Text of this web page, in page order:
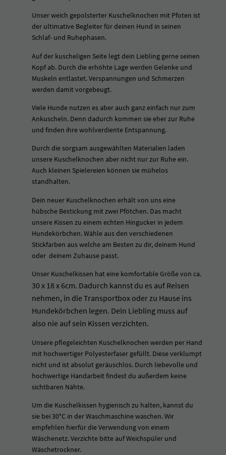
B
R
A
N
-
K
I
W
I
M
n
g
e
Unser weich gepolsterter Kuschelknochen mit Pfoten ist
der ultimative Begleiter für deinen Hund in seinen
Schlaf- und Ruhephasen.
Auf der kuscheligen Seite legt dein Liebling gerne seinen
Kopf ab. Durch die erhöhte Lage werden Gelenke und
Muskeln entlastet. Verspannungen und Schmerzen
werden damit vorgebeugt.
Viele Hunde nutzen es aber auch ganz einfach nur zum
Ankuscheln. Denn dadurch kommen sie eher zur Ruhe
und finden ihre wohlverdiente Entspannung.
Durch die sorgsam ausgewählten Materialien laden
unsere Kuschelknochen aber nicht nur zur Ruhe ein.
Auch kleinen Spielereien können sie mühelos
standhalten.
Dein neuer Kuschelknochen erhält von uns eine
hübsche Bestickung mit zwei Pfötchen. Das macht
unsere Kissen zu einem echten Hingucker in jedem
Hundekörbchen. Wähle aus den verschiedenen
Stickfarben aus welche am Besten zu dir, deinem Hund
oder deinem Zuhause passt.
Unser Kuschelkissen hat eine komfortable Größe von ca.
30 x 18 x 6cm. Dadurch kannst du es auf Reisen
nehmen, in die Transportbox oder zu Hause ins
Hundekörbchen legen. Dein Liebling muss auf
also nie auf sein Kissen verzichten.
Unsere pflegeleichten Kuschelknochen werden per Hand
mit hochwertiger Polyesterfaser gefüllt. Diese verklumpt
nicht und ist absolut geräuschlos. Durch liebevolle und
hochwertige Handarbeit findest du außerdem keine
sichtbaren Nähte.
Um die Kuschelkissen hygienisch zu halten, kannst du
sie bei 30°C in der Waschmaschine waschen. Wir
empfehlen hierfür die Verwendung von einem
Wäschenetz. Verzichte bitte auf Weichspüler und
Wäschetrockner.